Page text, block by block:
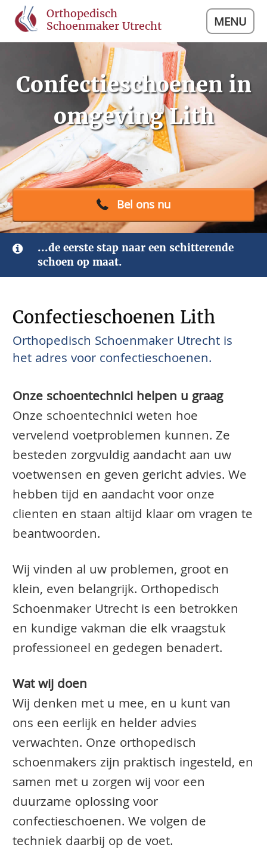
Orthopedisch
Schoenmaker Utrecht
MENU
Confectieschoenen in
omgeving Lith
Bel ons nu
...de eerste stap naar een schitterende
schoen op maat.
Confectieschoenen Lith
Orthopedisch Schoenmaker Utrecht is
het adres voor confectieschoenen.
Onze schoentechnici helpen u graag
Onze schoentechnici weten hoe
vervelend voetproblemen kunnen. Ze
besteden zorgvuldig aandacht aan uw
voetwensen en geven gericht advies. We
hebben tijd en aandacht voor onze
clienten en staan altijd klaar om vragen te
beantwoorden.
Wij vinden al uw problemen, groot en
klein, even belangrijk. Orthopedisch
Schoenmaker Utrecht is een betrokken
en kundige vakman die elk vraagstuk
professioneel en gedegen benadert.
Wat wij doen
Wij denken met u mee, en u kunt van
ons een eerlijk en helder advies
verwachten. Onze orthopedisch
schoenmakers zijn praktisch ingesteld, en
samen met u zorgen wij voor een
duurzame oplossing voor
confectieschoenen. We volgen de
techniek daarbij op de voet.